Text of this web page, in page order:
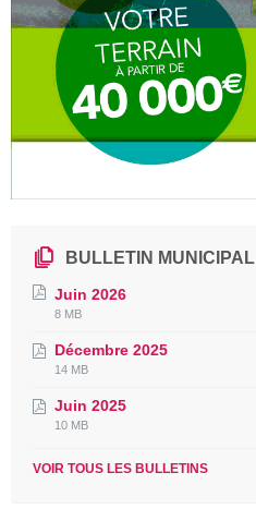
BULLETIN MUNICIPAL
Juin 2026
File
pdf
File
8 MB
Décembre 2025
File
pdf
File
14 MB
Juin 2025
File
pdf
File
10 MB
VOIR TOUS LES BULLETINS